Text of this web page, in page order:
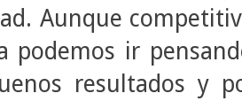
Aunque
podemos ir
resultados y